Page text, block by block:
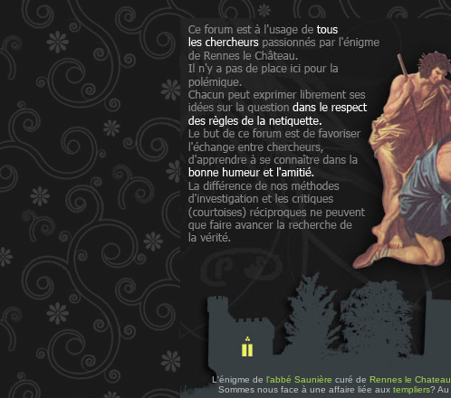
L'énigme de l'abbé Saunière curé de Rennes le Chateau
Sommes nous face à une affaire liée aux templiers? Au